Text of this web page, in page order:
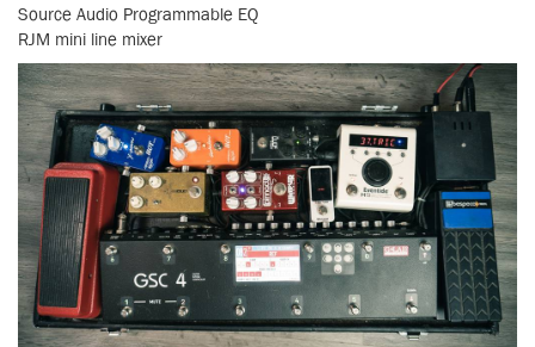
Source Audio Programmable EQ
RJM mini line mixer